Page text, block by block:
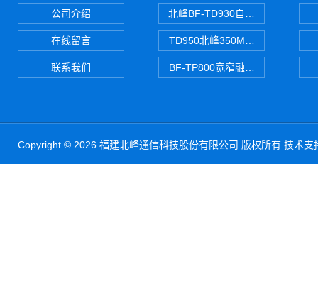
公司介绍
在线留言
联系我们
北峰BF-TD930自组网对讲机
TD950北峰350M对讲机 PDT数
BF-TP800宽窄融合对讲机
Copyright © 2026 福建北峰通信科技股份有限公司 版权所有 技术支